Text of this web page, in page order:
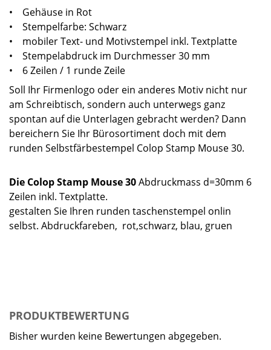
• Gehäuse in Rot
• Stempelfarbe: Schwarz
• mobiler Text- und Motivstempel inkl. Textplatte
• Stempelabdruck im Durchmesser 30 mm
• 6 Zeilen / 1 runde Zeile
Soll Ihr Firmenlogo oder ein anderes Motiv nicht nur
am Schreibtisch, sondern auch unterwegs ganz
spontan auf die Unterlagen gebracht werden? Dann
bereichern Sie Ihr Bürosortiment doch mit dem
runden Selbstfärbestempel Colop Stamp Mouse 30.
Die Colop Stamp Mouse 30Abdruckmass d=30mm 6
Zeilen inkl. Textplatte.
gestalten Sie Ihren runden taschenstempel onlin
selbst. Abdruckfareben, rot,schwarz, blau, gruen
PRODUKTBEWERTUNG
Bisher wurden keine Bewertungen abgegeben.